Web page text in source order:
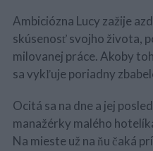
Ambiciózna Lucy zažije
skúsenosťsvojho života,
milovanej práce. Akoby
sa vykľuje poriadny
Ocitá sa na dne a jej
manažérky malého
Na mieste už na ňu čaká prí